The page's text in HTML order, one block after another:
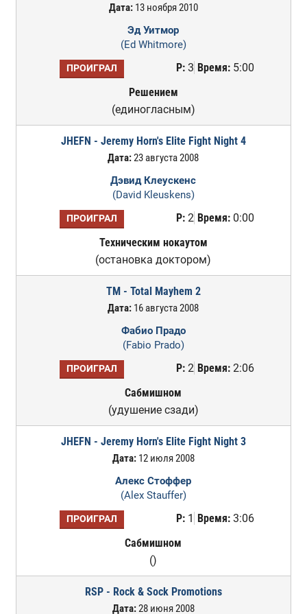
Дата:13 ноября 2010
Эд Уитмор
(Ed Whitmore)
ПРОИГРАЛ Р:3 Время:5:00
Решением
(единогласным)
JHEFN - Jeremy Horn's Elite Fight Night 4
Дата:23 августа 2008
Дэвид Клеускенс
(David Kleuskens)
ПРОИГРАЛ Р:2 Время:0:00
Техническим нокаутом
(остановка доктором)
TM - Total Mayhem 2
Дата: 16 августа 2008
Фабио Прадо
(Fabio Prado)
ПРОИГРАЛ Р:2 Время:2:06
Сабмишном
(удушение сзади)
JHEFN - Jeremy Horn's Elite Fight Night 3
Дата:12 июля 2008
Алекс Стоффер
(Alex Stauffer)
ПРОИГРАЛ Р:1 Время:3:06
Сабмишном
()
RSP - Rock & Sock Promotions
Дата:28 июня 2008